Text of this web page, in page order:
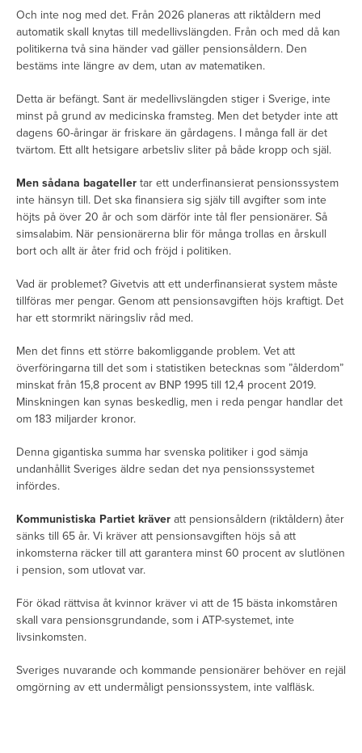
Och inte nog med det. Från 2026 planeras att riktåldern med
automatik skall knytas till medellivslängden. Från och med då kan
politikerna två sina händer vad gäller pensionsåldern. Den
bestäms inte längre av dem, utan av matematiken.
Detta är befängt. Sant är medellivslängden stiger i Sverige, inte
minst på grund av medicinska framsteg. Men det betyder inte att
dagens 60-åringar är friskare än gårdagens. I många fall är det
tvärtom. Ett allt hetsigare arbetsliv sliter på både kropp och själ.
Men sådana bagateller tar ett underfinansierat pensionssystem
inte hänsyn till. Det ska finansiera sig själv till avgifter som inte
höjts på över 20 år och som därför inte tål fler pensionärer. Så
simsalabim. När pensionärerna blir för många trollas en årskull
bort och allt är åter frid och fröjd i politiken.
Vad är problemet? Givetvis att ett underfinansierat system måste
tillföras mer pengar. Genom att pensionsavgiften höjs kraftigt. Det
har ett stormrikt näringsliv råd med.
Men det finns ett större bakomliggande problem. Vet att
överföringarna till det som i statistiken betecknas som ”ålderdom”
minskat från 15,8 procent av BNP 1995 till 12,4 procent 2019.
Minskningen kan synas beskedlig, men i reda pengar handlar det
om 183 miljarder kronor.
Denna gigantiska summa har svenska politiker i god sämja
undanhållit Sveriges äldre sedan det nya pensionssystemet
infördes.
Kommunistiska Partiet kräver att pensionsåldern (riktåldern) åter
sänks till 65 år. Vi kräver att pensionsavgiften höjs så att
inkomsterna räcker till att garantera minst 60 procent av slutlönen
i pension, som utlovat var.
För ökad rättvisa åt kvinnor kräver vi att de 15 bästa inkomståren
skall vara pensionsgrundande, som i ATP-systemet, inte
livsinkomsten.
Sveriges nuvarande och kommande pensionärer behöver en rejäl
omgörning av ett undermåligt pensionssystem, inte valfläsk.